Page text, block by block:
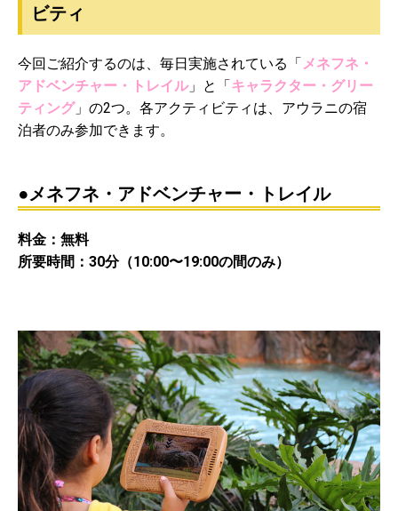
ビティ
今回ご紹介するのは、毎日実施されている「メネフネ・
アドベンチャー・トレイル」と「キャラクター・グリー
ティング」の2つ。各アクティビティは、アウラニの宿
泊者のみ参加できます。
●メネフネ・アドベンチャー・トレイル
料金：無料
所要時間：30分（10:00〜19:00の間のみ）